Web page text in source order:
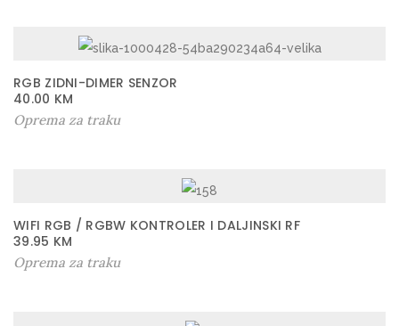
RGB ZIDNI-DIMER SENZOR
40.00 KM
Oprema za traku
WIFI RGB / RGBW KONTROLER I DALJINSKI RF
39.95 KM
Oprema za traku